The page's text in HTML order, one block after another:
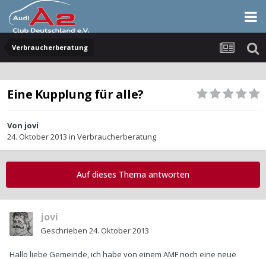
Verbraucherberatung
Eine Kupplung für alle?
Von jovi
24. Oktober 2013 in Verbraucherberatung
Auf dieses Thema antworten
jovi
Geschrieben 24. Oktober 2013
Hallo liebe Gemeinde, ich habe von einem AMF noch eine neue